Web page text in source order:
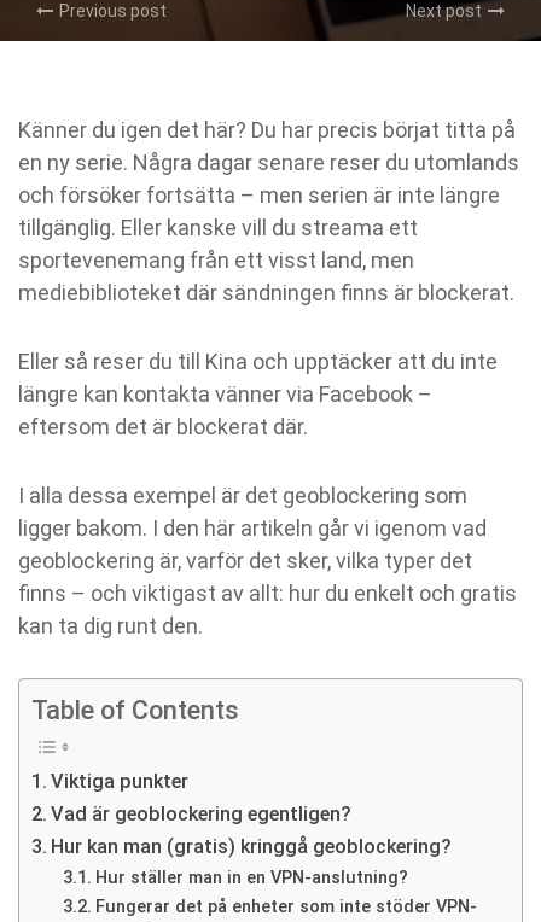
Previous post Next post
Känner du igen det här? Du har precis börjat titta på
en ny serie. Några dagar senare reser du utomlands
och försöker fortsätta – men serien är inte längre
tillgänglig. Eller kanske vill du streama ett
sportevenemang från ett visst land, men
mediebiblioteket där sändningen finns är blockerat.
Eller så reser du till Kina och upptäcker att du inte
längre kan kontakta vänner via Facebook –
eftersom det är blockerat där.
I alla dessa exempel är det geoblockering som
ligger bakom. I den här artikeln går vi igenom vad
geoblockering är, varför det sker, vilka typer det
finns – och viktigast av allt: hur du enkelt och gratis
kan ta dig runt den.
Table of Contents
Viktiga punkter
Vad är geoblockering egentligen?
Hur kan man (gratis) kringgå geoblockering?
Hur ställer man in en VPN-anslutning?
Fungerar det på enheter som inte stöder VPN-